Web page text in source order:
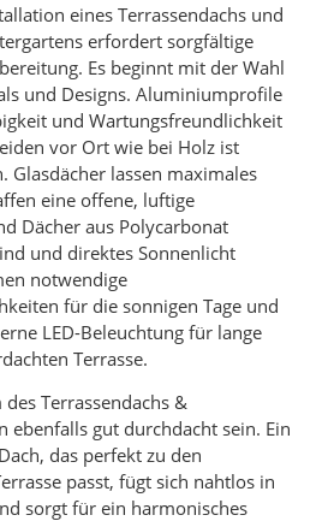
eines Terrassendachs und
erfordert sorgfältige
Es beginnt mit der Wahl
und Designs. Aluminiumprofile
und Wartungsfreundlichkeit
vor Ort wie bei Holz ist
Glasdächer lassen maximales
eine offene, luftige
Dächer aus Polycarbonat
und direktes Sonnenlicht
notwendige
für die sonnigen Tage und
LED-Beleuchtung für lange
Terrasse.
Terrassendachs &
ebenfalls gut durchdacht sein. Ein
das perfekt zu den
passt, fügt sich nahtlos in
sorgt für ein harmonisches